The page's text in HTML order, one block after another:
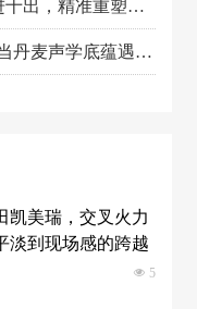
凯美瑞，交叉火力
淡到现场感的跨越
넶 5
Scanspeak绅士宝BC6.3三分频喇叭：当丹麦声学底蕴遇上碳纤新世代
千元机规则